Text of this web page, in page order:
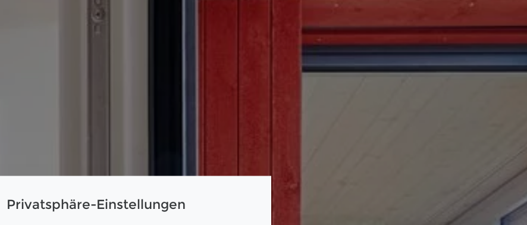
Privatsphäre-Einstellungen